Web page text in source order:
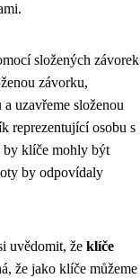
složených závorek
závorku,
uzavřeme složenou
reprezentující osobu s
by klíče mohly být
by odpovídaly
uvědomit, že klíče
že jako klíče můžeme